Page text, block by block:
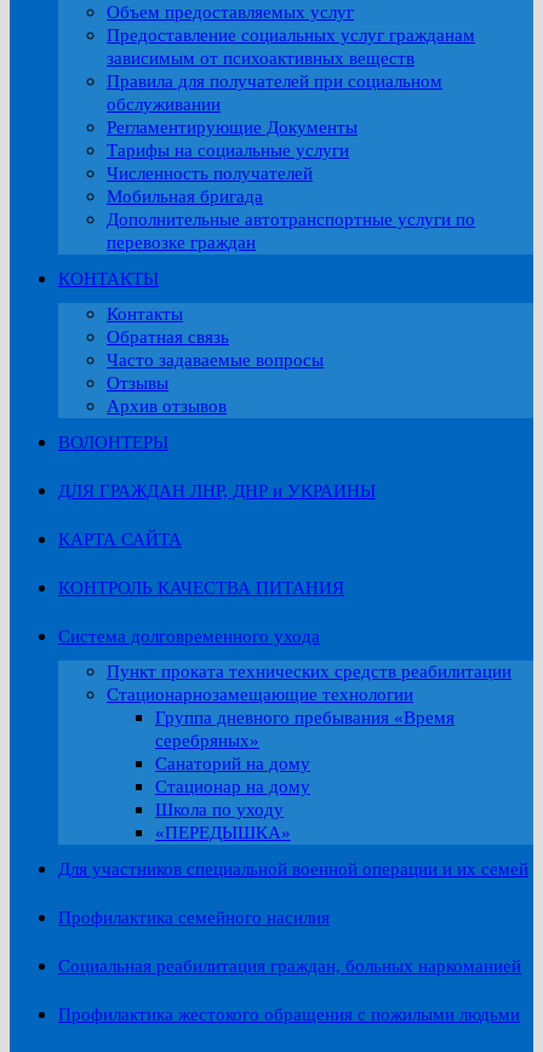
Объем предоставляемых услуг
Предоставление социальных услуг гражданам
зависимым от психоактивных веществ
Правила для получателей при социальном
обслуживании
Регламентирующие Документы
Тарифы на социальные услуги
Численность получателей
Мобильная бригада
Дополнительные автотранспортные услуги по
перевозке граждан
КОНТАКТЫ
Контакты
Обратная связь
Часто задаваемые вопросы
Отзывы
Архив отзывов
ВОЛОНТЕРЫ
ДЛЯ ГРАЖДАН ЛНР, ДНР и УКРАИНЫ
КАРТА САЙТА
КОНТРОЛЬ КАЧЕСТВА ПИТАНИЯ
Система долговременного ухода
Пункт проката технических средств реабилитации
Стационарнозамещающие технологии
Группа дневного пребывания «Время
серебряных»
Санаторий на дому
Стационар на дому
Школа по уходу
«ПЕРЕДЫШКА»
Для участников специальной военной операции и их семей
Профилактика семейного насилия
Социальная реабилитация граждан, больных наркоманией
Профилактика жестокого обращения с пожилыми людьми